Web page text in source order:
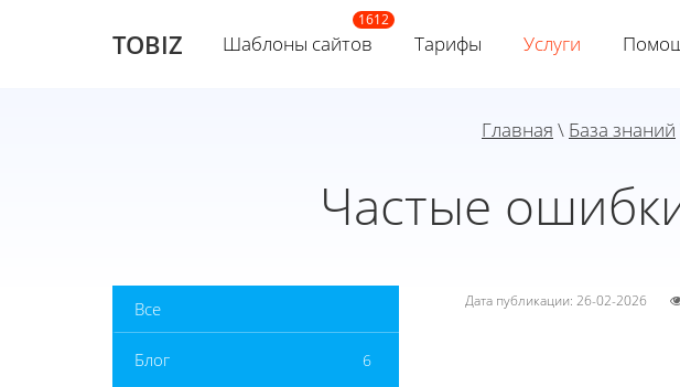
TOBIZ Шаблоны сайтов Тарифы Услуги
Главная \ База знаний
Частые
Все
Блог 6
Дата публикации: 26-02-2026